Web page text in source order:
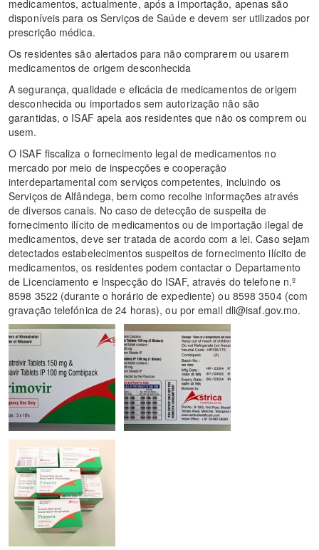
medicamentos, actualmente, após a importação, apenas são
disponíveis para os Serviços de Saúde e devem ser utilizados por
prescrição médica.
Os residentes são alertados para não comprarem ou usarem
medicamentos de origem desconhecida
A segurança, qualidade e eficácia de medicamentos de origem
desconhecida ou importados sem autorização não são
garantidas, o ISAF apela aos residentes que não os comprem ou
usem.
O ISAF fiscaliza o fornecimento legal de medicamentos no
mercado por meio de inspecções e cooperação
interdepartamental com serviços competentes, incluindo os
Serviços de Alfândega, bem como recolhe informações através
de diversos canais. No caso de detecção de suspeita de
fornecimento ilícito de medicamentos ou de importação ilegal de
medicamentos, deve ser tratada de acordo com a lei. Caso sejam
detectados estabelecimentos suspeitos de fornecimento ilícito de
medicamentos, os residentes podem contactar o Departamento
de Licenciamento e Inspecção do ISAF, através do telefone n.º
8598 3522 (durante o horário de expediente) ou 8598 3504 (com
gravação telefónica de 24 horas), ou por email dli@isaf.gov.mo.